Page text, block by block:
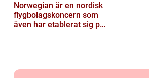
Norwegian är en nordisk
flygbolagskoncern som
även har etablerat sig på